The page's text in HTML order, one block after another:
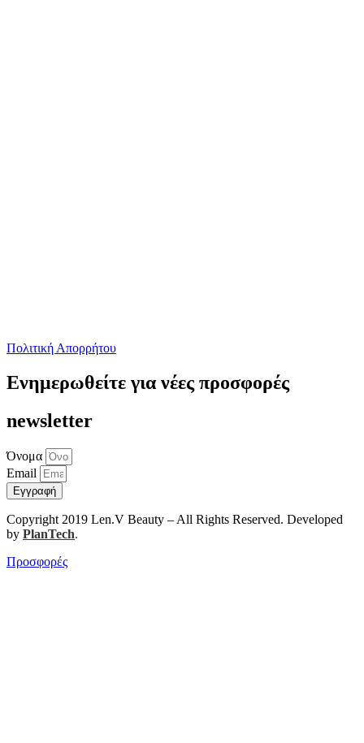
Πολιτική Απορρήτου
Ενημερωθείτε για νέες προσφορές
newsletter
Όνομα
Email
Εγγραφή
Copyright 2019 Len.V Beauty – All Rights Reserved. Developed
by PlanTech.
Προσφορές